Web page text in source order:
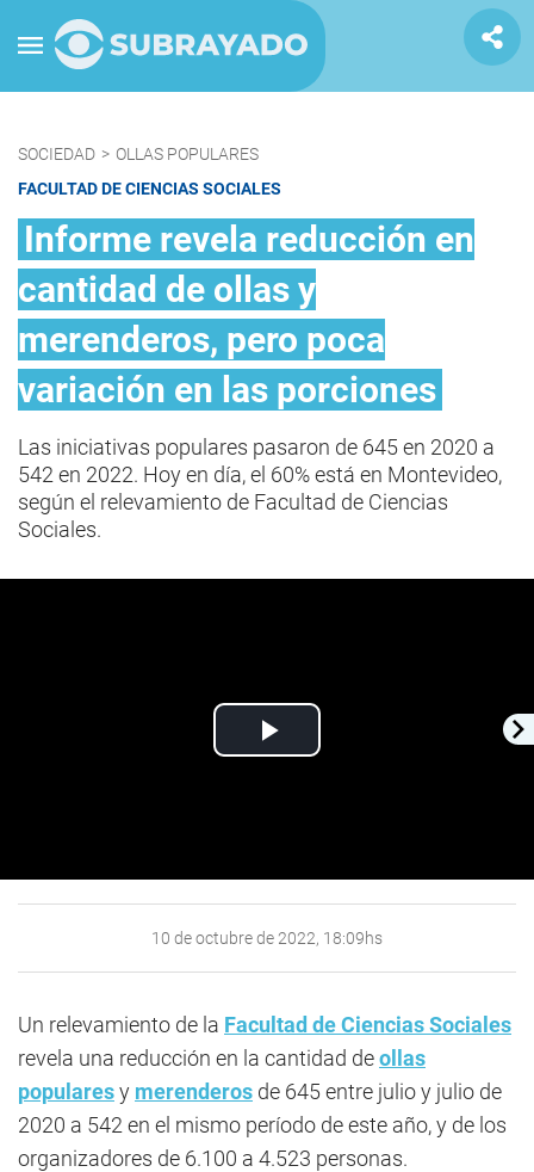
SOCIEDAD > OLLAS POPULARES
FACULTAD DE CIENCIAS SOCIALES
Informe revela reducción en
cantidad de ollas y
merenderos, pero poca
variación en las porciones
Las iniciativas populares pasaron de 645 en 2020 a
542 en 2022. Hoy en día, el 60% está en Montevideo,
según el relevamiento de Facultad de Ciencias
Sociales.
Play
10 de octubre de 2022, 18:09hs
Un relevamiento de la Facultad de Ciencias Sociales
revela una reducción en la cantidad deollas
popularesy merenderos de 645 entre julio y julio de
2020 a 542 en el mismo período de este año, y de los
organizadores de 6.100 a 4.523 personas.